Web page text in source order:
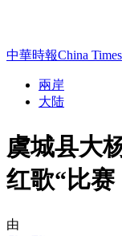
中華時報China Times
兩岸
大陆
虞城县大
红歌“比赛
由